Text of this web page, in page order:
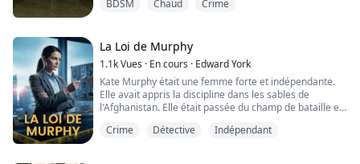
de moi. Ils prennent tour à tour leurs dicks dans ma
jusqu'au fond de ma gorge ju...
BDSM Chaud Crime
La Loi de Murphy
1.1kVues · En cours · Edward York
Kate Murphy était une femme forte et indépendante.
Elle avait appris la discipline dans les sables de
l'Afghanistan. Elle était passée du champ de bataille en
agent de police, puis comme détective en homicides.
Crime Détective Indépendant